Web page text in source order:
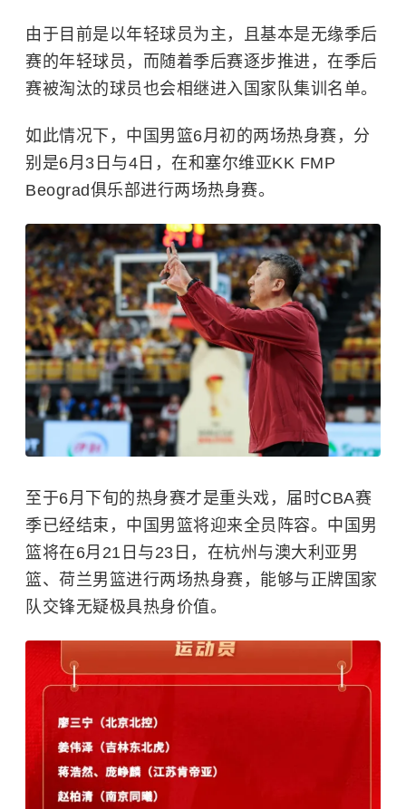
由于目前是以年轻球员为主，且基本是无缘季后
赛的年轻球员，而随着季后赛逐步推进，在季后
赛被淘汰的球员也会相继进入国家队集训名单。
如此情况下，中国男篮6月初的两场热身赛，分
别是6月3日与4日，在和塞尔维亚KK FMP
Beograd俱乐部进行两场热身赛。
至于6月下旬的热身赛才是重头戏，届时CBA赛
季已经结束，中国男篮将迎来全员阵容。中国男
篮将在6月21日与23日，在杭州与澳大利亚男
篮、荷兰男篮进行两场热身赛，能够与正牌国家
队交锋无疑极具热身价值。